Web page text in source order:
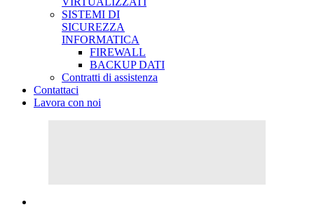
SISTEMI DI
SICUREZZA
INFORMATICA
FIREWALL
BACKUP DATI
Contratti di assistenza
Contattaci
Lavora con noi